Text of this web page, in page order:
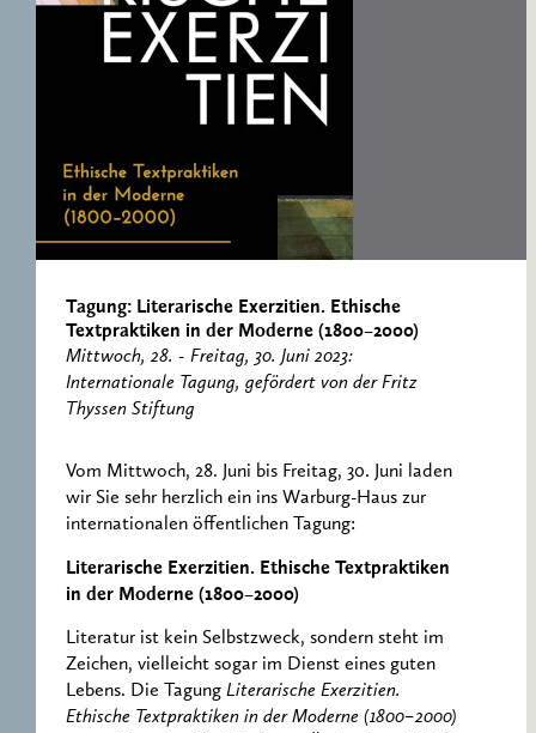
ERNST CASSIRER
ARBEITSSTELLE 1997-
2007
Tagung: Literarische Exerzitien. Ethische
Textpraktiken in der Moderne (1800–2000)
Mittwoch, 28. - Freitag, 30. Juni 2023:
Internationale Tagung, gefördert von der Fritz
Thyssen Stiftung
Vom Mittwoch, 28. Juni bis Freitag, 30. Juni laden
wir Sie sehr herzlich ein ins Warburg-Haus zur
internationalen öffentlichen Tagung:
Literarische Exerzitien. Ethische Textpraktiken
in der Moderne (1800–2000)
Literatur ist kein Selbstzweck, sondern steht im
Zeichen, vielleicht sogar im Dienst eines guten
Lebens. Die Tagung Literarische Exerzitien.
Ethische Textpraktiken in der Moderne (1800–2000)